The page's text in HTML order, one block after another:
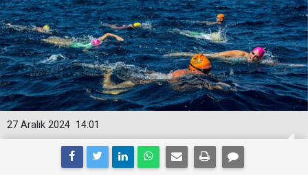
14:01
27 Aralık 2024